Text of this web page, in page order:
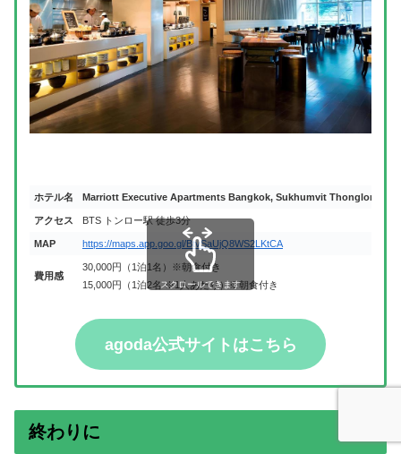
ホテル名 Marriott Executive Apartments Bangkok, Sukhumvit Thonglor
アクセス BTS トンロー駅 徒歩3分
MAP https://maps.app.goo.gl/BtvSaUjQ8WS2LKtCA
費用感
30,000円（1泊1名）※朝食付き
15,000円（1泊2名 ※1人あたり）※朝食付き
スクロールできます
agoda公式サイトはこちら
終わりに